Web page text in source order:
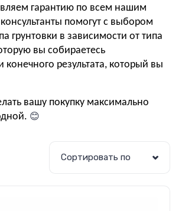
гарантию по всем нашим
помогут с выбором
грунтовки в зависимости от типа
вы собираетесь
конечного результата, который вы
вашу покупку максимально
😊
Сортировать по